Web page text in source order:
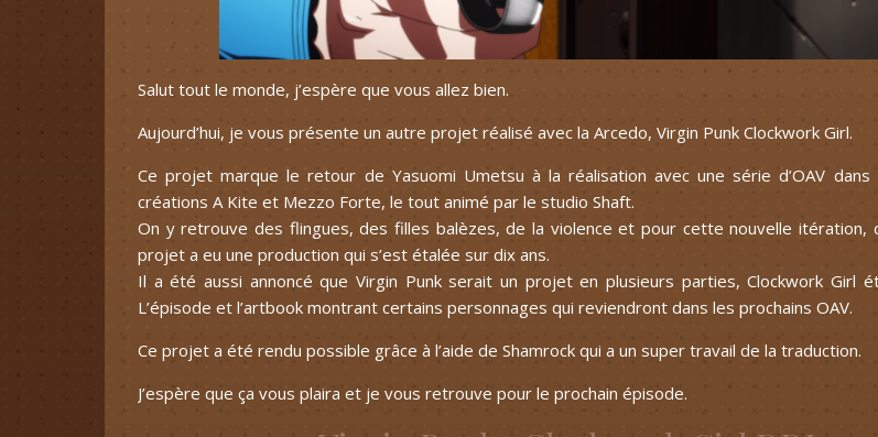
Salut tout le monde, j’espère que vous allez bien.
Aujourd’hui, je vous présente un autre projet réalisé avec la Arcedo, Virgin Punk Clockwork Girl.
Ce projet marque le retour de Yasuomi Umetsu à la réalisation avec une série d’OAV
créations A Kite et Mezzo Forte, le tout animé par le studio Shaft.
On y retrouve des flingues, des filles balèzes, de la violence et pour cette nouvelle itération,
projet a eu une production qui s’est étalée sur dix ans.
Il a été aussi annoncé que Virgin Punk serait un projet en plusieurs parties, Clockwork Girl
L’épisode et l’artbook montrant certains personnages qui reviendront dans les prochains OAV.
Ce projet a été rendu possible grâce à l’aide de Shamrock qui a un super travail de la traduction.
J’espère que ça vous plaira et je vous retrouve pour le prochain épisode.